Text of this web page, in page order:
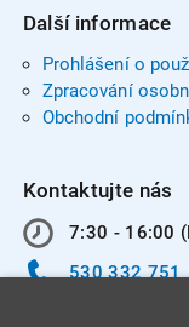
Další informace
Prohlášení o
Zpracování
Obchodní
Kontaktujte nás
7:30 - 16:00
530 332 751